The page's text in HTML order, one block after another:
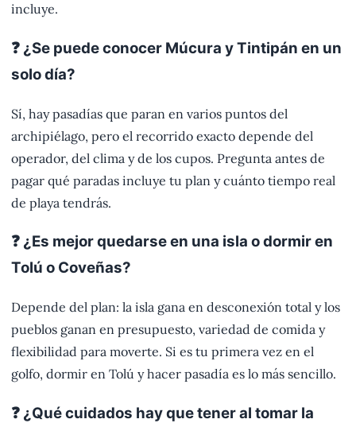
incluye.
❓ ¿Se puede conocer Múcura y Tintipán en un
solo día?
Sí, hay pasadías que paran en varios puntos del
archipiélago, pero el recorrido exacto depende del
operador, del clima y de los cupos. Pregunta antes de
pagar qué paradas incluye tu plan y cuánto tiempo real
de playa tendrás.
❓ ¿Es mejor quedarse en una isla o dormir en
Tolú o Coveñas?
Depende del plan: la isla gana en desconexión total y los
pueblos ganan en presupuesto, variedad de comida y
flexibilidad para moverte. Si es tu primera vez en el
golfo, dormir en Tolú y hacer pasadía es lo más sencillo.
❓ ¿Qué cuidados hay que tener al tomar la